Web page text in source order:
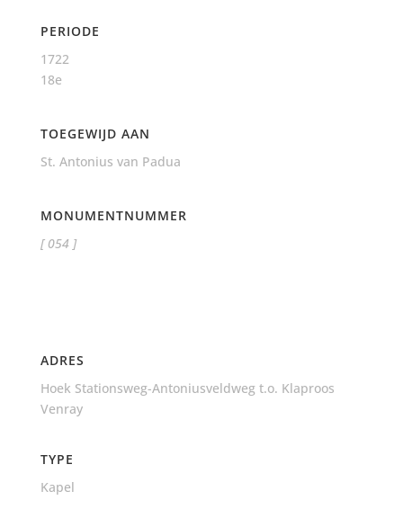
PERIODE
1722
18e
TOEGEWIJD AAN
St. Antonius van Padua
MONUMENTNUMMER
[ 054 ]
ADRES
Hoek Stationsweg-Antoniusveldweg t.o. Klaproos
Venray
TYPE
Kapel